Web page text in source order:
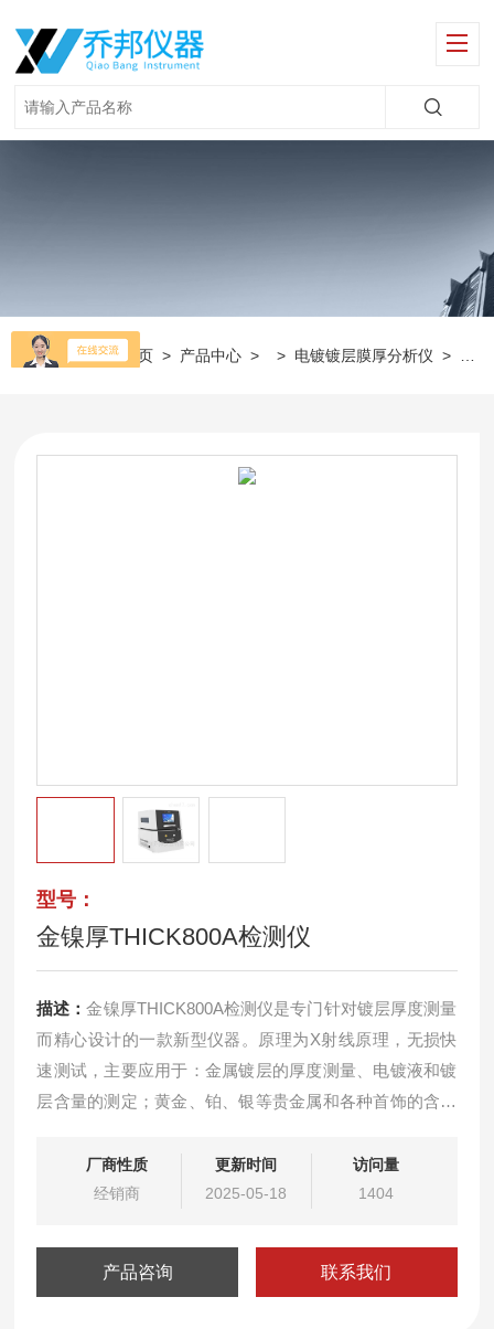
当前位置： 首页 > 产品中心 > > 电镀镀层膜厚分析仪 >
型号：
金镍厚THICK800A检测仪
描述：金镍厚THICK800A检测仪是专门针对镀层厚度测量
而精心设计的一款新型仪器。原理为X射线原理，无损快
速测试，主要应用于：金属镀层的厚度测量、电镀液和镀
层含量的测定；黄金、铂、银等贵金属和各种首饰的含量
厂商性质
经销商
更新时间
2025-05-18
访问量
1404
产品咨询 联系我们